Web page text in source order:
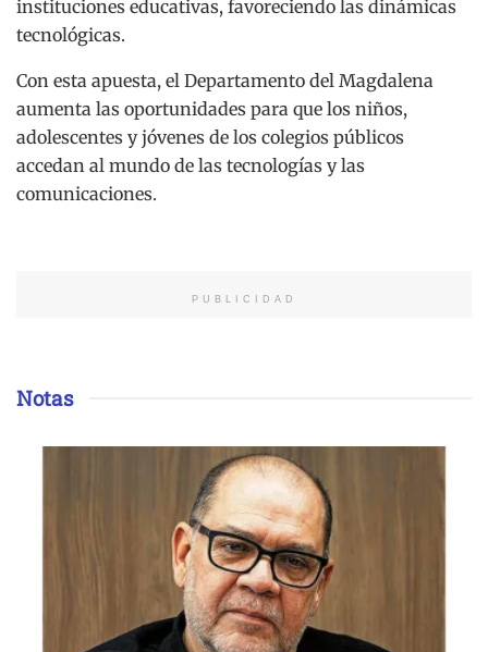
instituciones educativas, favoreciendo las dinámicas
tecnológicas.
Con esta apuesta, el Departamento del Magdalena
aumenta las oportunidades para que los niños,
adolescentes y jóvenes de los colegios públicos
accedan al mundo de las tecnologías y las
comunicaciones.
PUBLICIDAD
Notas